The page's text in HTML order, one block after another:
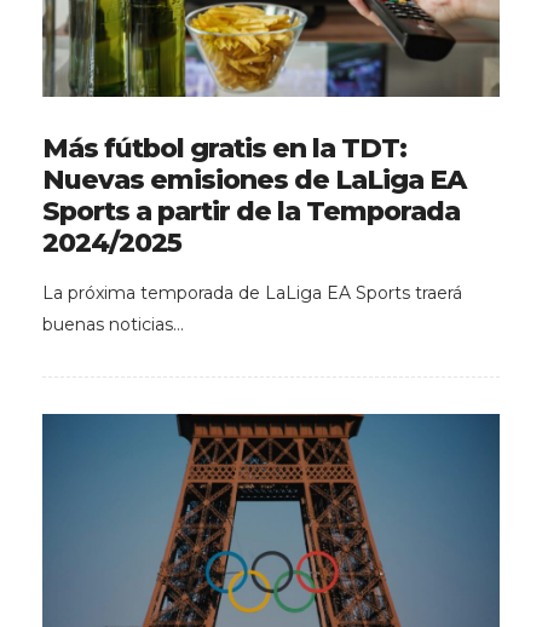
Más fútbol gratis en la TDT:
Nuevas emisiones de LaLiga EA
Sports a partir de la Temporada
2024/2025
La próxima temporada de LaLiga EA Sports traerá
buenas noticias…